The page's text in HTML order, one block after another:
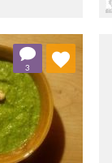
3
ulubionych
Wybierz listę: